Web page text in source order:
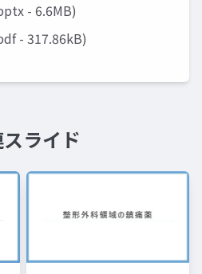
- 6.6MB)
- 317.86kB)
ライド